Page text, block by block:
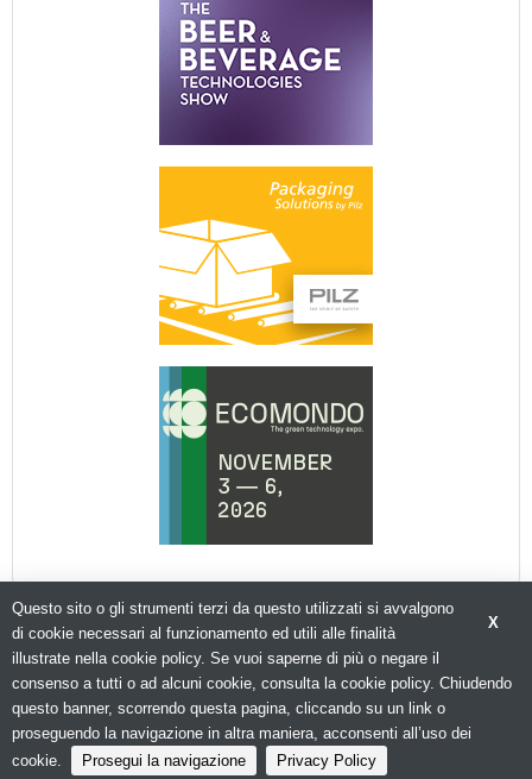
© Copyright 2026. Packagingspace.net - Il portale del packaging - N.ro Iscrizione ROC 35480 -
Privacy policy
X
Questo sito o gli strumenti terzi da questo utilizzati si avvalgono
di cookie necessari al funzionamento ed utili alle finalità
illustrate nella cookie policy. Se vuoi saperne di più o negare il
consenso a tutti o ad alcuni cookie, consulta la cookie policy. Chiudendo
questo banner, scorrendo questa pagina, cliccando su un link o
proseguendo la navigazione in altra maniera, acconsenti all’uso dei
cookie.
Prosegui la navigazione Privacy Policy